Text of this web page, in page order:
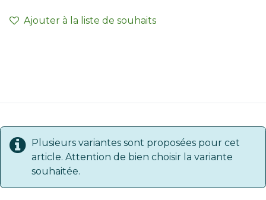
Ajouter à la liste de souhaits
Plusieurs variantes sont proposées pour cet
article. Attention de bien choisir la variante
souhaitée.